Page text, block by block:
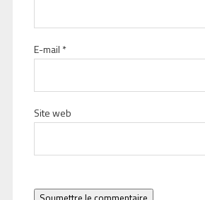
E-mail *
Site web